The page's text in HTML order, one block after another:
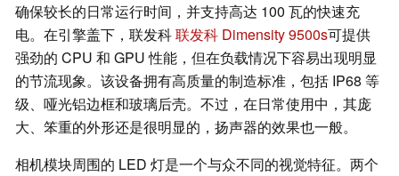
确保较长的日常运行时间，并支持高达 100 瓦的快速充
电。在引擎盖下，联发科联发科 Dimensity 9500s可提供
强劲的 CPU 和 GPU 性能，但在负载情况下容易出现明显
的节流现象。该设备拥有高质量的制造标准，包括 IP68 等
级、哑光铝边框和玻璃后壳。不过，在日常使用中，其庞
大、笨重的外形还是很明显的，扬声器的效果也一般。
相机模块周围的 LED 灯是一个与众不同的视觉特征。两个